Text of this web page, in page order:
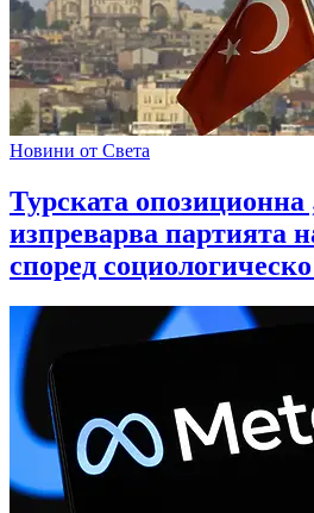
Новини от Света
Турската
изпреварва партията
според